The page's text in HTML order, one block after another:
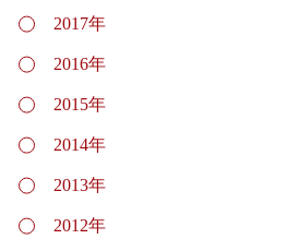
2017年
2016年
2015年
2014年
2013年
2012年